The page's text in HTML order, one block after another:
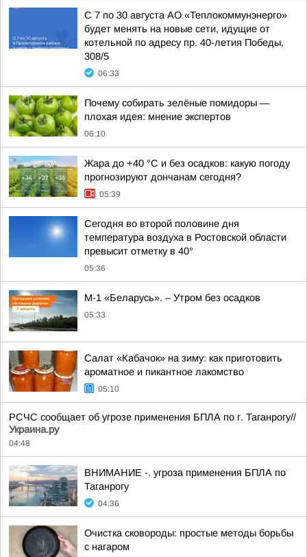
С 7 по 30 августа АО «Теплокоммунэнерго»
будет менять на новые сети, идущие от
котельной по адресу пр. 40-летия Победы,
308/5
06:33
Почему собирать зелёные помидоры —
плохая идея: мнение экспертов
06:10
Жара до +40 °С и без осадков: какую погоду
прогнозируют дончанам сегодня?
05:39
Сегодня во второй половине дня
температура воздуха в Ростовской области
превысит отметку в 40°
05:36
М-1 «Беларусь». – Утром без осадков
05:33
Салат «Кабачок» на зиму: как приготовить
ароматное и пикантное лакомство
05:10
РСЧС сообщает об угрозе применения БПЛА по г. Таганрогу//
Украина.ру
04:48
ВНИМАНИЕ -. угроза применения БПЛА по
Таганрогу
04:36
Очистка сковороды: простые методы борьбы
с нагаром